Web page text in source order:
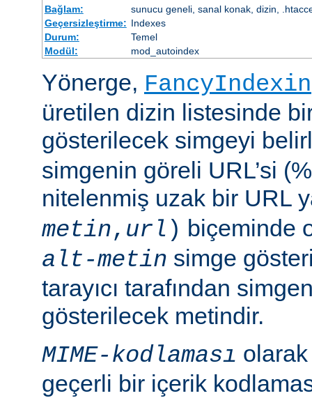
Bağlam:
sunucu geneli, sanal konak, dizin,
Geçersizleştirme: Indexes
Durum:
Temel
Modül:
mod_autoindex
Yönerge,
üretilen dizin listesinde
gösterilecek simgeyi
simgenin göreli URL’si
nitelenmiş uzak bir URL
metin, url ) biçeminde
alt-metin simge
tarayıcı tarafından
gösterilecek metindir.
MIME-kodlaması
geçerli bir içerik